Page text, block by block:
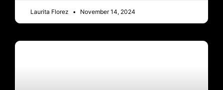
Laurita Florez November 14, 2024